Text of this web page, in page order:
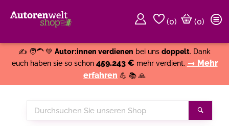
(0)
(0)
✍️ 🧑‍🦱 💚 Autor:innen verdienen bei uns doppelt. Dank
euch haben sie so schon 459.243 € mehr verdient. → Mehr
erfahren 💪 📚 🙏
Durchsuchen
Sie